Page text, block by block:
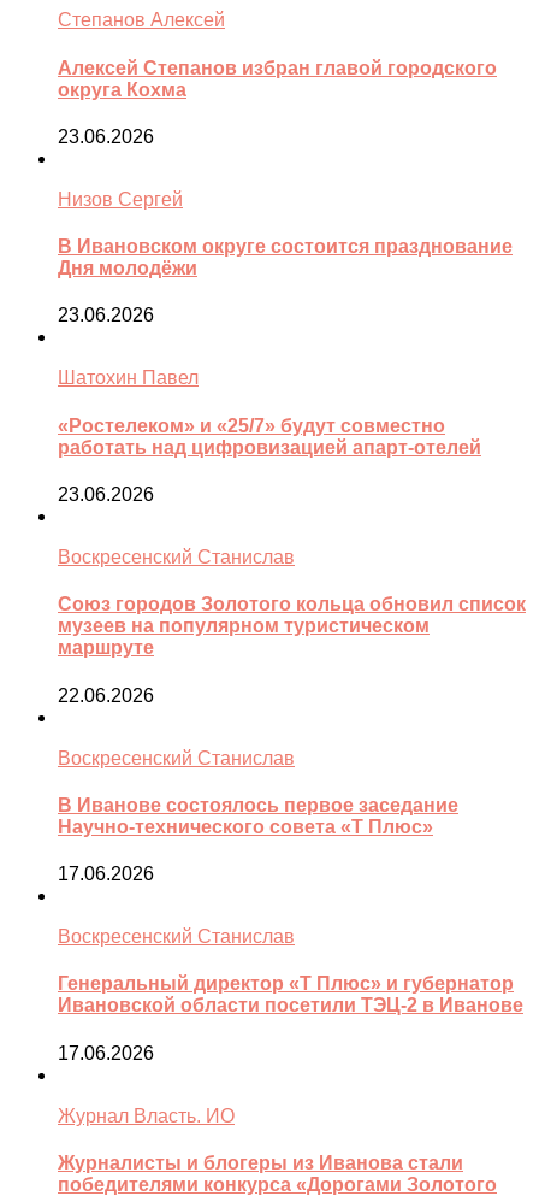
Степанов Алексей
Алексей Степанов избран главой городского
округа Кохма
23.06.2026
Низов Сергей
В Ивановском округе состоится празднование
Дня молодёжи
23.06.2026
Шатохин Павел
«Ростелеком» и «25/7» будут совместно
работать над цифровизацией апарт-отелей
23.06.2026
Воскресенский Станислав
Союз городов Золотого кольца обновил список
музеев на популярном туристическом
маршруте
22.06.2026
Воскресенский Станислав
В Иванове состоялось первое заседание
Научно-технического совета «Т Плюс»
17.06.2026
Воскресенский Станислав
Генеральный директор «Т Плюс» и губернатор
Ивановской области посетили ТЭЦ-2 в Иванове
17.06.2026
Журнал Власть. ИО
Журналисты и блогеры из Иванова стали
победителями конкурса «Дорогами Золотого